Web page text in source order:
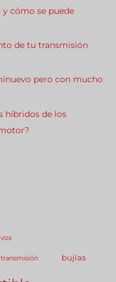
y cómo se puede
de tu transmisión
pero con mucho
híbridos de los
bujías